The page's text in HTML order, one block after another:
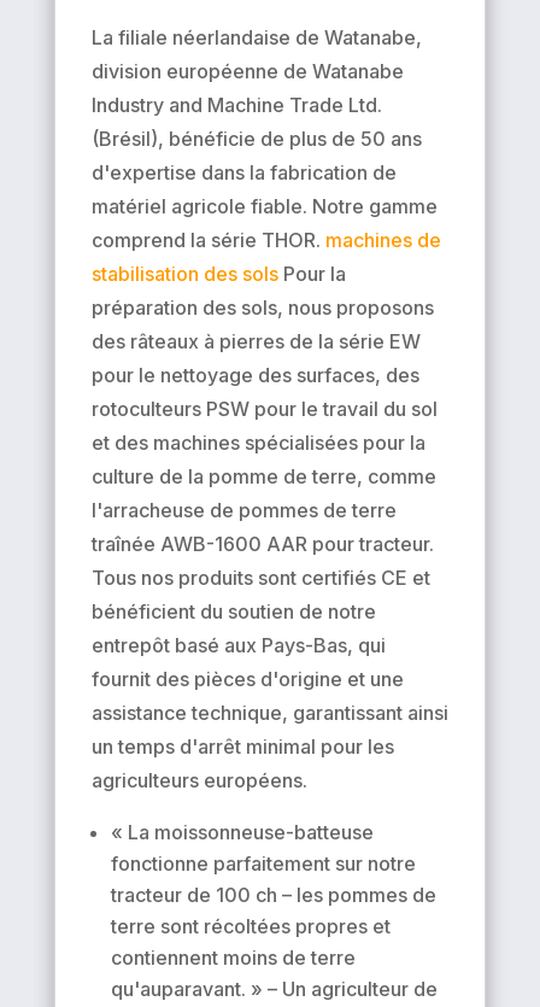
La filiale néerlandaise de Watanabe,
division européenne de Watanabe
Industry and Machine Trade Ltd.
(Brésil), bénéficie de plus de 50 ans
d'expertise dans la fabrication de
matériel agricole fiable. Notre gamme
comprend la série THOR. machines de
stabilisation des solsPour la
préparation des sols, nous proposons
des râteaux à pierres de la série EW
pour le nettoyage des surfaces, des
rotoculteurs PSW pour le travail du sol
et des machines spécialisées pour la
culture de la pomme de terre, comme
l'arracheuse de pommes de terre
traînée AWB-1600 AAR pour tracteur.
Tous nos produits sont certifiés CE et
bénéficient du soutien de notre
entrepôt basé aux Pays-Bas, qui
fournit des pièces d'origine et une
assistance technique, garantissant ainsi
un temps d'arrêt minimal pour les
agriculteurs européens.
« La moissonneuse-batteuse
fonctionne parfaitement sur notre
tracteur de 100 ch – les pommes de
terre sont récoltées propres et
contiennent moins de terre
qu'auparavant. » – Un agriculteur de